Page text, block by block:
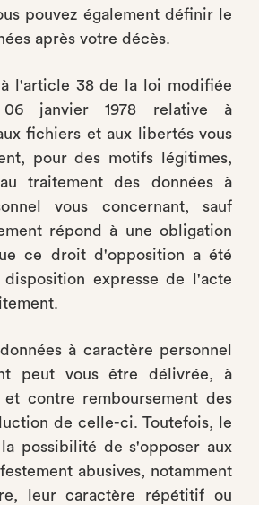
pouvez également définir le
après votre décès.
l'article 38 de la loi modifiée
janvier 1978 relative à
fichiers et aux libertés vous
pour des motifs légitimes,
traitement des données à
vous concernant, sauf
répond à une obligation
ce droit d'opposition a été
expresse de l'acte
à caractère personnel
peut vous être délivrée, à
contre remboursement des
de celle-ci. Toutefois, le
possibilité de s'opposer aux
abusives, notamment
leur caractère répétitif ou